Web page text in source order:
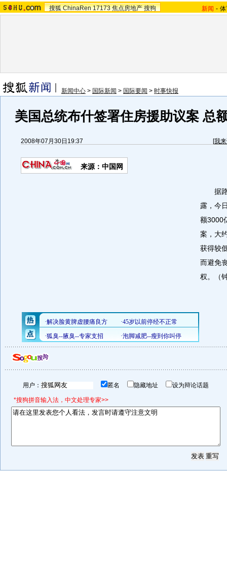
搜狐 ChinaRen 17173 焦点房地产 搜狗 新闻 -
新闻中心 > 国际新闻 > 国际要闻 > 时事快报
美国总统布什签署住房援助议案 总
2008年07月30日19:37 [我
来源：中国网
据路
露，今
额3000
案，大
获得较
而避免
权。（
用户： 匿名 隐藏地址 设为辩论话题
*搜狗拼音输入法，中文处理专家>>